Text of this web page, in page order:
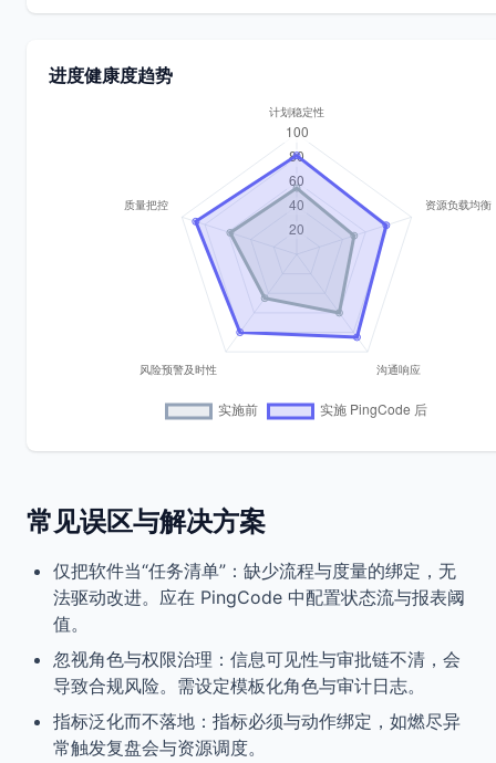
进度健康度趋势
常见误区与解决方案
仅把软件当“任务清单”：缺少流程与度量的绑定，无
法驱动改进。应在 PingCode 中配置状态流与报表阈
值。
忽视角色与权限治理：信息可见性与审批链不清，会
导致合规风险。需设定模板化角色与审计日志。
指标泛化而不落地：指标必须与动作绑定，如燃尽异
常触发复盘会与资源调度。